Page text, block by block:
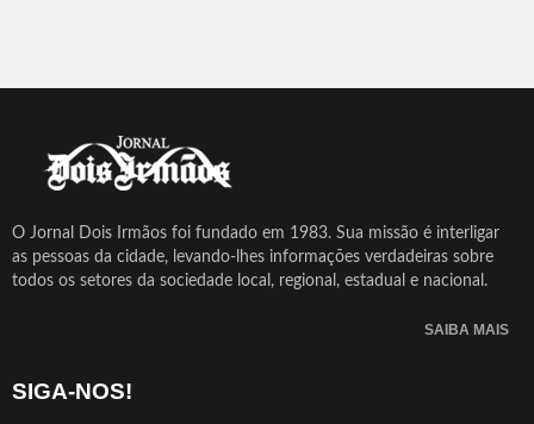
O Jornal Dois Irmãos foi fundado em 1983. Sua missão é interligar
as pessoas da cidade, levando-lhes informações verdadeiras sobre
todos os setores da sociedade local, regional, estadual e nacional.
SAIBA MAIS
SIGA-NOS!